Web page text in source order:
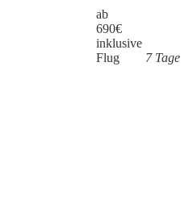
ab
690€
inklusive
Flug
7 Tage